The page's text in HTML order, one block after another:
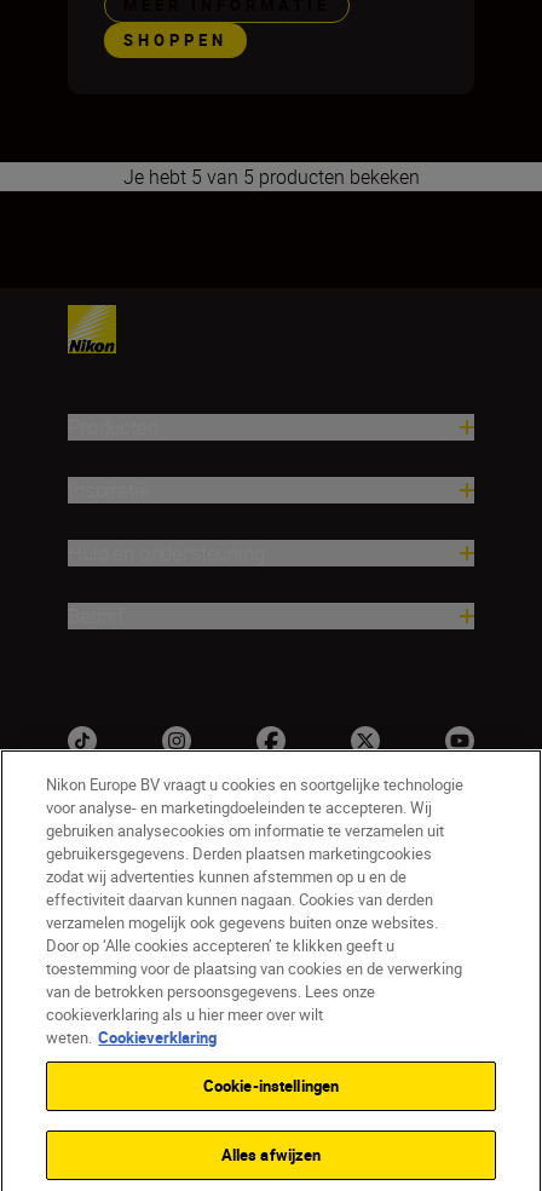
SHOPPEN
Je hebt 5 van 5 producten bekeken
NL Nikon Sites
Contact opnemen
Privacyverklaring
Gebruiksvoorwaarden
Nikon Store - Algemene voorwaarden
Cookieverklaring
Toegankelijkheid
Cookie-instellingen
Nikon Europe BV vraagt u cookies en soortgelijke technologie
voor analyse- en marketingdoeleinden te accepteren. Wij
gebruiken analysecookies om informatie te verzamelen uit
gebruikersgegevens. Derden plaatsen marketingcookies
zodat wij advertenties kunnen afstemmen op u en de
effectiviteit daarvan kunnen nagaan. Cookies van derden
verzamelen mogelijk ook gegevens buiten onze websites.
Door op ‘Alle cookies accepteren’ te klikken geeft u
toestemming voor de plaatsing van cookies en de verwerking
van de betrokken persoonsgegevens. Lees onze
cookieverklaring als u hier meer over wilt
weten. Cookieverklaring
Cookie-instellingen
Alles afwijzen